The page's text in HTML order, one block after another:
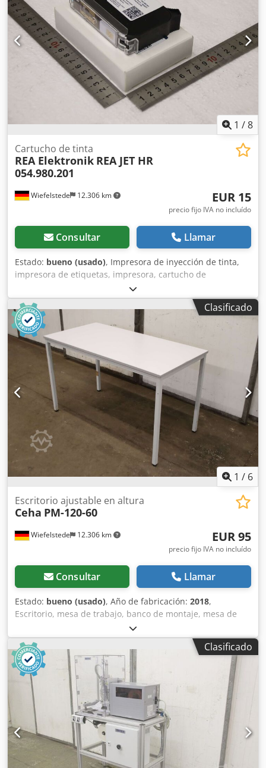
1 /8
Wiefelstede 12.306 km
Cartucho de tinta
REA Elektronik REA JET HR
054.980.201
EUR 15
precio fijo IVA no incluído
Consultar Llamar
Estado: bueno (usado), Impresora de inyección de tinta,
impresora de etiquetas, impresora, cartucho de
impresora, cartucho de tinta - Entrega: en el estado actual,
tal como fue inspeccionado - CAD: Fabricante: REA
Elektronik, cartucho de tinta REA JET HR Multiple Black .:
054.980.201 - Color: negro - Cantidad: 39 cartuchos
disponibles - Precio: por unidad - Dimensiones de la caja:
120/60/Al25 mm - Peso: 0,1 kg Djdpfx Aksywr Unjiokr
Clasificado
1 / 6
Wiefelstede 12.306 km
Escritorio ajustable en altura
Ceha PM-120-60
EUR 95
precio fijo IVA no incluído
Consultar Llamar
Estado: bueno (usado), Año de fabricación: 2018,
Escritorio, mesa de trabajo, banco de montaje, mesa de
montaje, mesa de taller, mesa multiuso -Fabricante: Ceha,
mesa multiuso tipo PM-120-60 -Ancho: 1200 mm -
Profundidad: 600 mm -Altura: 720-750 mm -Capacidad de
carga: 100 kg -Mesa: fácilmente desmontable /
almacenable -Cantidad: 11 mesas disponibles -Precio: por
unidad -Dimensiones de transporte: 1200/600/H72 mm
Djdpfx Aeywuvzekiekr -Peso: 16 kg/unidad
Clasificado